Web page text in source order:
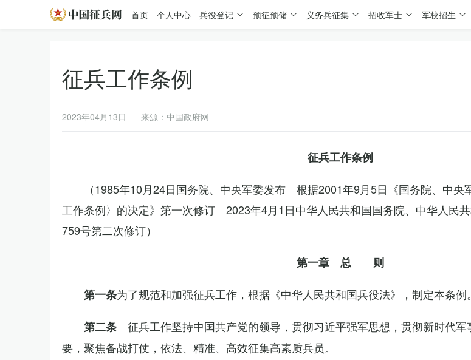
首页 个人中心 兵役登记 预征预储 义务兵征集 招收军士 军校招生
征兵工作条例
2023年04月13日 来源：中国政府网
征兵工作条例
（1985年10月24日国务院、中央军委发布 根据2001年9月5日《国务院、中央
工作条例〉的决定》第一次修订 2023年4月1日中华人民共和国国务院、中华人民
759号第二次修订）
第一章 总 则
第一条为了规范和加强征兵工作，根据《中华人民共和国兵役法》，制定本条例。
第二条 征兵工作坚持中国共产党的领导，贯彻习近平强军思想，贯彻新时代
要，聚焦备战打仗，依法、精准、高效征集高素质兵员。